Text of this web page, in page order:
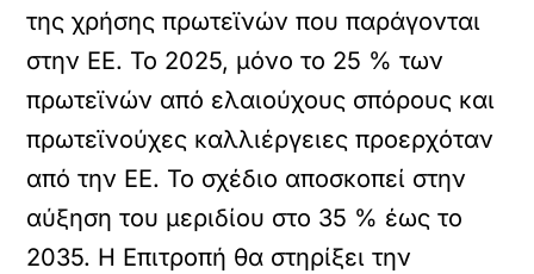
της χρήσης πρωτεϊνών που παράγονται
στην ΕΕ. Το 2025, μόνο το 25 % των
πρωτεϊνών από ελαιούχους σπόρους και
πρωτεϊνούχες καλλιέργειες προερχόταν
από την ΕΕ. Το σχέδιο αποσκοπεί στην
αύξηση του μεριδίου στο 35 % έως το
2035. Η Επιτροπή θα στηρίξει την